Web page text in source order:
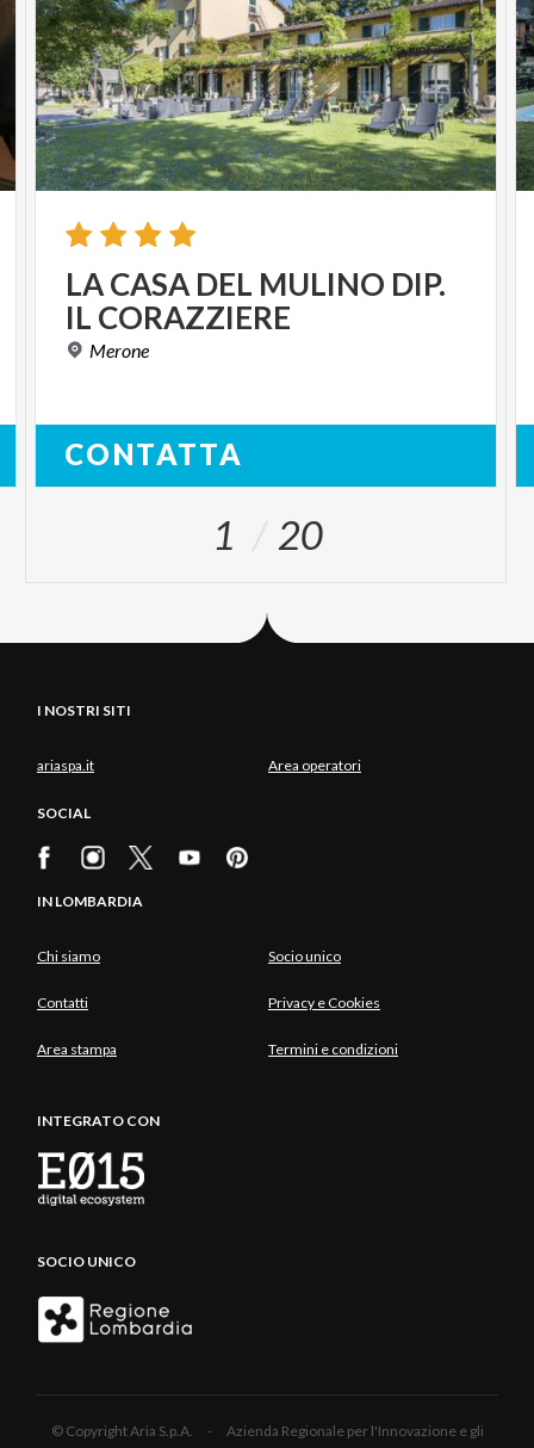
LACASA DEL MULINO DIP.
IL CORAZZIERE
Merone
CONTATTA
1 20
I NOSTRI SITI
ariaspa.it Area operatori
SOCIAL
IN LOMBARDIA
Chi siamo Socio unico
Contatti Privacy e Cookies
Area stampa Termini e condizioni
INTEGRATO CON
SOCIO UNICO
© Copyright Aria S.p.A. - Azienda Regionale per l'Innovazione e gli